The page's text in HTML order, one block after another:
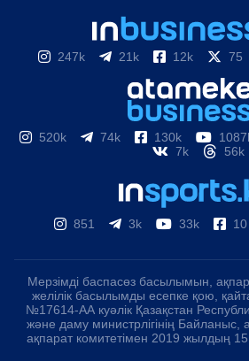
247k 21k 12k 75
520k 74k 130k
7k
56k
851 3k 33k 10
Мерзімді баспасөз басылымын,
желілік басылымды есепке қою,
№17614-АА куәлік Қазақстан
және даму министрлігінің Байланыс,
ақпарат комитетімен 2019 жылдың 15